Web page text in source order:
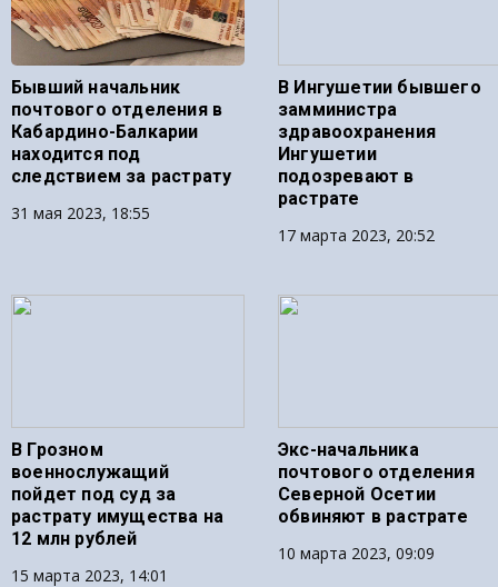
Бывший начальник
почтового отделения в
Кабардино-Балкарии
находится под
следствием за растрату
31 мая 2023, 18:55
В Ингушетии бывшего
замминистра
здравоохранения
Ингушетии
подозревают в
растрате
17 марта 2023, 20:52
В Грозном
военнослужащий
пойдет под суд за
растрату имущества на
12 млн рублей
15 марта 2023, 14:01
Экс-начальника
почтового отделения
Северной Осетии
обвиняют в растрате
10 марта 2023, 09:09